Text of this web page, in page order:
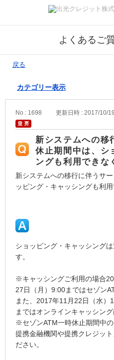
よくあるご
戻る
カテゴリー表示
No : 1698 更新日時 : 2017/10/
新システムへの移
休止期間中は、シ
ングも利用できな
新システムへの移行に伴うサ
ッピング・キャッシングも利
ショッピング・キャッシング
す。
※キャッシングご利用の場合
27日（月）9:00まではセゾン
また、2017年11月22日（水
まではオンラインキャッシン
※セゾンATM一時休止期間中
提携金融機関や提携クレジッ
ださい。